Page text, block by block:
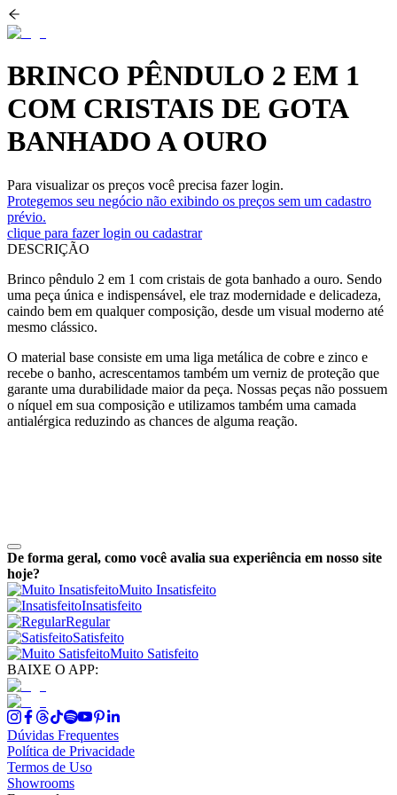
BRINCO PÊNDULO 2 EM 1
COM CRISTAIS DE GOTA
BANHADO A OURO
Para visualizar os preços você precisa fazer login.
Protegemos seu negócio não exibindo os preços sem um cadastro
prévio.
clique para fazer login ou cadastrar
DESCRIÇÃO
Brinco pêndulo 2 em 1 com cristais de gota banhado a ouro. Sendo
uma peça única e indispensável, ele traz modernidade e delicadeza,
caindo bem em qualquer composição, desde um visual moderno até
mesmo clássico.
O material base consiste em uma liga metálica de cobre e zinco e
recebe o banho, acrescentamos também um verniz de proteção que
garante uma durabilidade maior da peça. Nossas peças não possuem
o níquel em sua composição e utilizamos também uma camada
antialérgica reduzindo as chances de alguma reação.
De forma geral, como você avalia sua experiência em nosso site
hoje?
Muito Insatisfeito
Insatisfeito
Regular
Satisfeito
Muito Satisfeito
BAIXE O APP:
Dúvidas Frequentes
Política de Privacidade
Termos de Uso
Showrooms